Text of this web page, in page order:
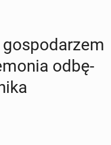
od­bę­